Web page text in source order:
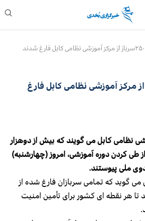
از مرکز آموزشی نظامی کابل فارغ
نظامی کابل می گویند که بیش از دوهزار
کردن دوره آموزشی، امروز (چهارشنبه)
ملی پیوستند.
می گوید که تمامی سربازان فارغ شده از
تا هر نقطه ای کشور برای تأمین امنیت